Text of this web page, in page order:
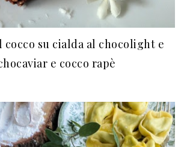
cocco su cialda al chocolight e
e cocco rapè